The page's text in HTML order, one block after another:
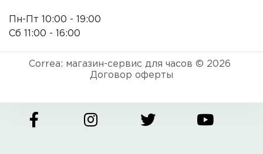
Пн-Пт 10:00 - 19:00
Сб 11:00 - 16:00
Correa: магазин-сервис для часов © 2026
Договор оферты